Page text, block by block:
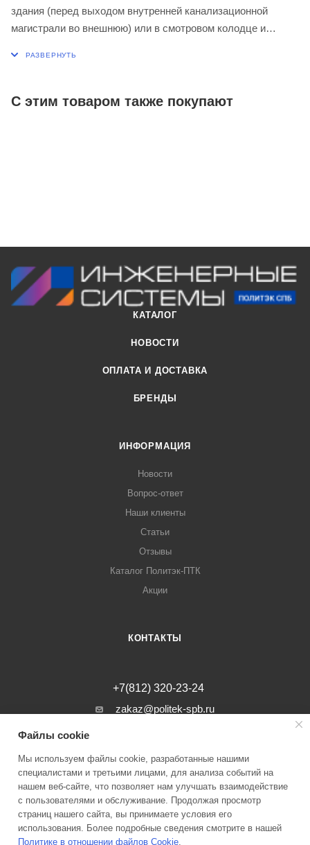
здания (перед выходом внутренней канализационной
магистрали во внешнюю) или в смотровом колодце и
С этим товаром также покупают
КАТАЛОГ
НОВОСТИ
ОПЛАТА И ДОСТАВКА
БРЕНДЫ
ИНФОРМАЦИЯ
Новости
Вопрос-ответ
Наши клиенты
Статьи
Отзывы
Каталог Политэк-ПТК
Акции
КОНТАКТЫ
+7(812) 320-23-24
zakaz@politek-spb.ru
г. Санкт-Петербург, Минеральная ул, д.
2026 © Инженерные системы Политэк СПБ Все права защищены
Файлы cookie
Мы используем файлы cookie, разработанные нашими
специалистами и третьими лицами, для анализа событий на
нашем веб-сайте, что позволяет нам улучшать взаимодействие
с пользователями и обслуживание. Продолжая просмотр
страниц нашего сайта, вы принимаете условия его
использования. Более подробные сведения смотрите в нашей
Политике в отношении файлов Cookie.